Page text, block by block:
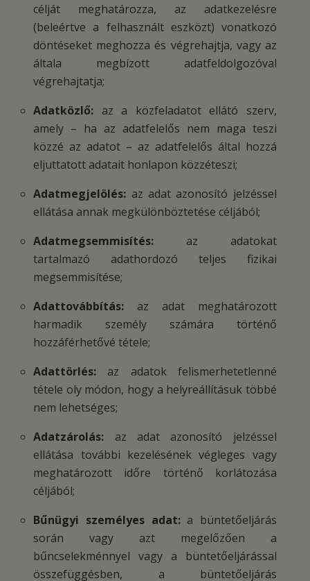
célját meghatározza, az adatkezelésre
(beleértve a felhasznált eszközt) vonatkozó
döntéseket meghozza és végrehajtja, vagy az
általa megbízott adatfeldolgozóval
végrehajtatja;
Adatközlő: az a közfeladatot ellátó szerv,
amely – ha az adatfelelős nem maga teszi
közzé az adatot – az adatfelelős által hozzá
eljuttatott adatait honlapon közzéteszi;
Adatmegjelölés: az adat azonosító jelzéssel
ellátása annak megkülönböztetése céljából;
Adatmegsemmisítés: az adatokat
tartalmazó adathordozó teljes fizikai
megsemmisítése;
Adattovábbítás: az adat meghatározott
harmadik személy számára történő
hozzáférhetővé tétele;
Adattörlés: az adatok felismerhetetlenné
tétele oly módon, hogy a helyreállításuk többé
nem lehetséges;
Adatzárolás: az adat azonosító jelzéssel
ellátása további kezelésének végleges vagy
meghatározott időre történő korlátozása
céljából;
Bűnügyi személyes adat:a büntetőeljárás
során vagy azt megelőzően a
bűncselekménnyel vagy a büntetőeljárással
összefüggésben, a büntetőeljárás